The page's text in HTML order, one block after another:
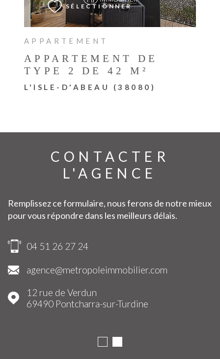
APPARTEMENT
APPARTEMENT DE
TYPE 2 DE 42 M²
L'ISLE-D'ABEAU (38080)
SÉLECTIONNER
CONTACTER
L'AGENCE
Remplissez ce formulaire, nous ferons de notre mieux
pour vous répondre dans les meilleurs délais.
04 51 26 27 24
agence@metropoleimmobilier.com
12 rue de Verdun
69490
Pontcharra-sur-Turdine